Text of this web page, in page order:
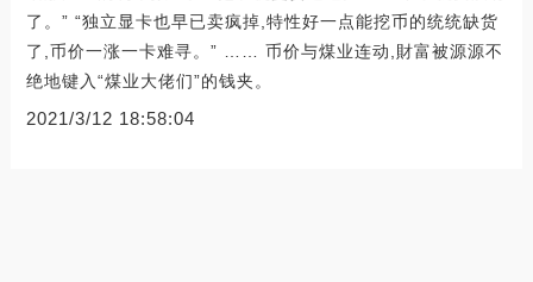
了。” “独立显卡也早已卖疯掉,特性好一点能挖币的统统缺货
了,币价一涨一卡难寻。” …… 币价与煤业连动,財富被源源不
绝地键入“煤业大佬们”的钱夹。
2021/3/12 18:58:04